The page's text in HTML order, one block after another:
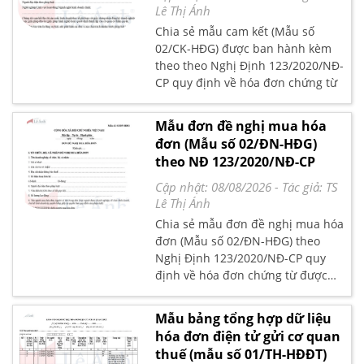
Lê Thị Ánh
Chia sẻ mẫu cam kết (Mẫu số
02/CK-HĐG) được ban hành kèm
theo theo Nghị Định 123/2020/NĐ-
CP quy định về hóa đơn chứng từ
Mẫu đơn đề nghị mua hóa
đơn (Mẫu số 02/ĐN-HĐG)
theo NĐ 123/2020/NĐ-CP
Cập nhật: 08/08/2026 - Tác giả: TS
Lê Thị Ánh
Chia sẻ mẫu đơn đề nghị mua hóa
đơn (Mẫu số 02/ĐN-HĐG) theo
Nghị Định 123/2020/NĐ-CP quy
định về hóa đơn chứng từ được
Chính phủ ban hành
Mẫu bảng tổng hợp dữ liệu
hóa đơn điện tử gửi cơ quan
thuế (mẫu số 01/TH-HĐĐT)